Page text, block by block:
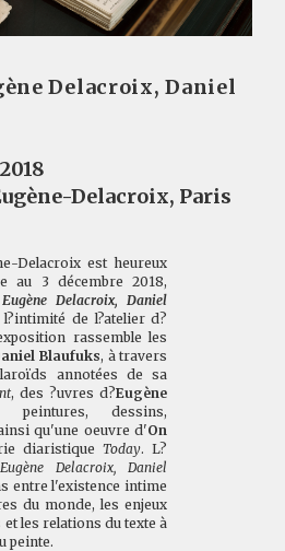
Delacroix, Daniel
Delacroix, Paris
Delacroix est heureux
au 3 décembre 2018,
Delacroix, Daniel
de l?atelier d?
rassemble les
Blaufuks, à travers
annotées de sa
, des ?uvres d?Eugène
peintures, dessins,
qu'une oeuvre d'On
diaristiqueToday. L?
Delacroix, Daniel
entre l'existence intime
du monde, les enjeux
les relations du texte à
peinte.